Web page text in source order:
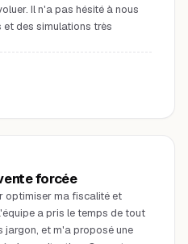
Il n'a pas hésité à nous
des simulations très
forcée
optimiser ma fiscalité et
a pris le temps de tout
jargon, et m'a proposé une